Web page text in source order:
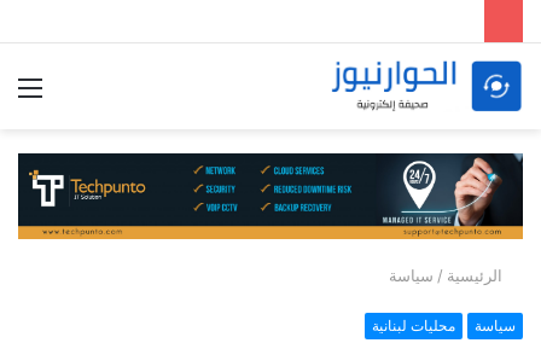
الرئيسية / سياسة
سياسة محليات لبنانية